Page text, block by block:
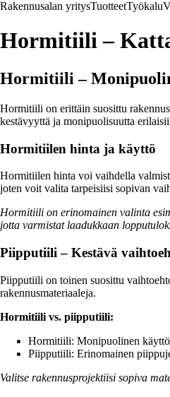
Rakennusalan yritysTuotteetTyökalu
Hormitiili –
Hormitiili –
Hormitiili on erittäin suosittu
kestävyyttä ja monipuolisuutta
Hormitiilen hinta ja käyttö
Hormitiilen hinta voi vaihdella
joten voit valita tarpeisiisi sopivan
Hormitiili on erinomainen valinta
jotta varmistat laadukkaan
Piipputiili – Kestävä
Piipputiili on toinen suosittu
rakennusmateriaaleja.
Hormitiili vs. piipputiili:
Hormitiili: Monipuolinen
Piipputiili: Erinomainen
Valitse rakennusprojektiisi sopiva